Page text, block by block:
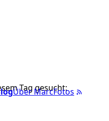
Über MarcFotos
Tag gesucht: